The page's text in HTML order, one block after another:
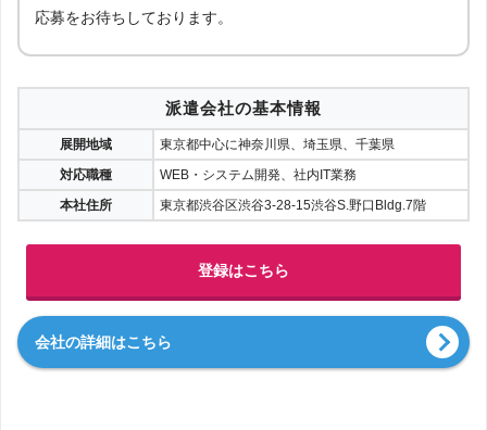
応募をお待ちしております。
派遣会社の基本情報
展開地域
東京都中心に神奈川県、埼玉県、千葉県
対応職種
WEB・システム開発、社内IT業務
本社住所
東京都渋谷区渋谷3-28-15渋谷S.野口Bldg.7階
登録はこちら
会社の詳細はこちら